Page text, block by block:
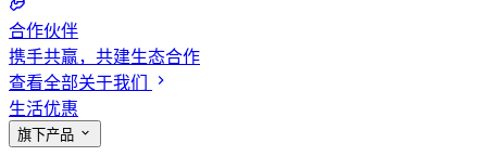
合作伙伴
携手共赢，共建生态合作
查看全部关于我们
生活优惠
旗下产品